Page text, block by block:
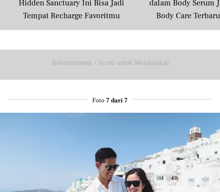
Hidden Sanctuary Ini Bisa Jadi
Tempat Recharge Favoritmu
dalam Body Serum
Body Care
Masyarakat
Advertisement - Scroll untuk Melanjutkan
Foto 7 dari 7